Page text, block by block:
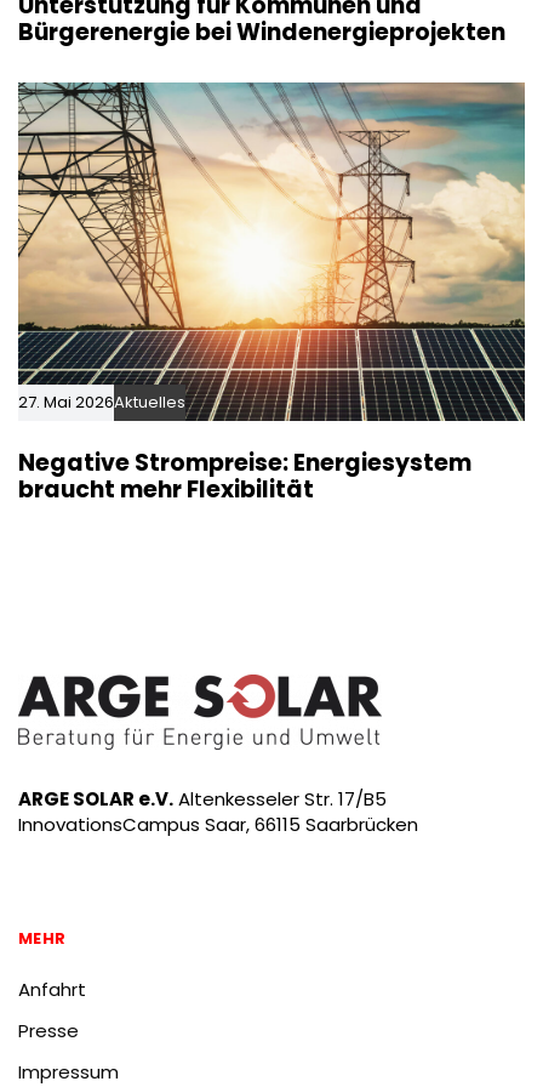
Bürgerenergie bei Windenergieprojekten
27. Mai 2026Aktuelles
Negative Strompreise: Energiesystem
braucht mehr Flexibilität
ARGE SOLAR e.V.Altenkesseler Str. 17/B5
InnovationsCampus Saar, 66115 Saarbrücken
MEHR
Anfahrt
Presse
Impressum